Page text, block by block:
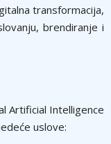
transformacija,
brendiranje i
Artificial Intelligence
uslove: